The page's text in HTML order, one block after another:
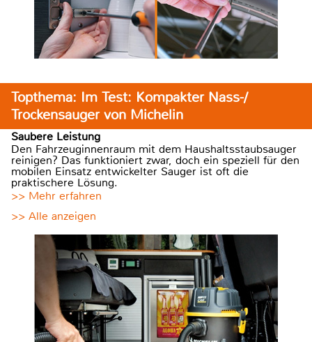
Topthema: Im Test: Kompakter Nass-/
Trockensauger von Michelin
Saubere Leistung
Den Fahrzeuginnenraum mit dem Haushaltsstaubsauger
reinigen? Das funktioniert zwar, doch ein speziell für den
mobilen Einsatz entwickelter Sauger ist oft die
praktischere Lösung.
>> Mehr erfahren
>> Alle anzeigen